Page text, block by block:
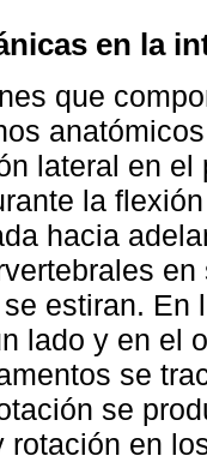
en la
que
lateral en
la
hacia
estiran.
lado y en el
se
se
rotación en